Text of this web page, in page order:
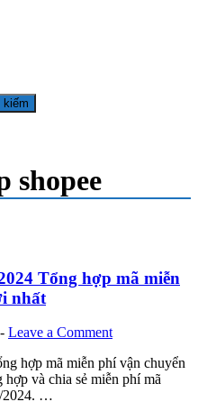
shopee
Tổng hợp mã miễn
nhất
- Leave a Comment
hợp mã miễn phí vận chuyển
và chia sẻ miễn phí mã
2024. …